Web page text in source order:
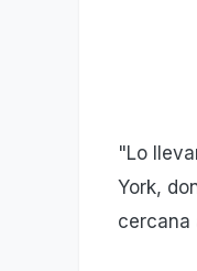
"Lo
York,
cercana